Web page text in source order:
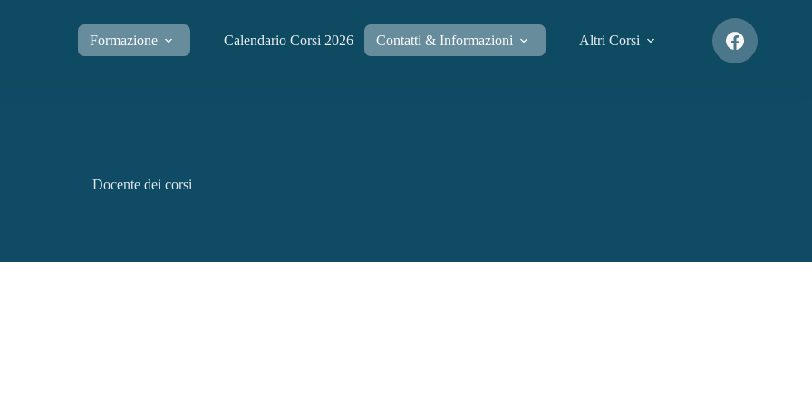
Formazione Calendario Corsi 2026 Contatti & Informazioni Altri Corsi
Docente dei corsi